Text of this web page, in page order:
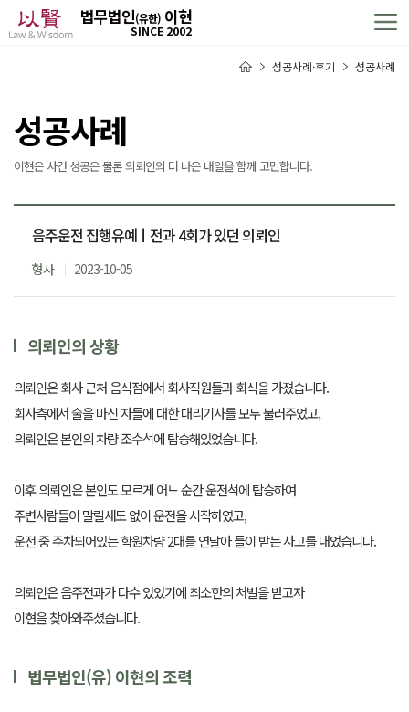
법무법인(유한) 이현
SINCE 2002
성공사례·후기 성공사례
성공사례
이현은 사건 성공은 물론 의뢰인의 더 나은 내일을 함께 고민합니다.
음주운전 집행유예ㅣ전과 4회가 있던 의뢰인
형사 2023-10-05
의뢰인의 상황
의뢰인은 회사 근처 음식점에서 회사직원들과 회식을 가졌습니다.
회사측에서 술을 마신 자들에 대한 대리기사를 모두 불러주었고,
의뢰인은 본인의 차량 조수석에 탑승해있었습니다.
이후 의뢰인은 본인도 모르게 어느 순간 운전석에 탑승하여
주변사람들이 말릴새도 없이 운전을 시작하였고,
운전 중 주차되어있는 학원차량 2대를 연달아 들이 받는 사고를 내었습니다.
의뢰인은 음주전과가 다수 있었기에 최소한의 처벌을 받고자
이현을 찾아와주셨습니다.
법무법인(유) 이현의 조력